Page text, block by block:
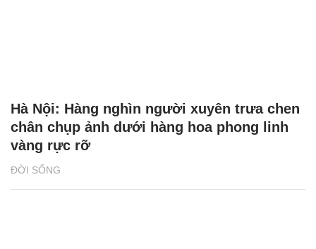
ĐỜI SỐNG
Hà Nội: Hàng nghìn người xuyên trưa chen
chân chụp ảnh dưới hàng hoa phong linh
vàng rực rỡ